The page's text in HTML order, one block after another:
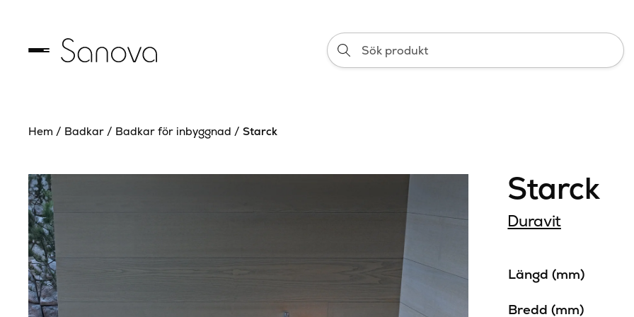
Sök
produkt
Hem / Badkar / Badkar för inbyggnad / Starck
Starck
Duravit
Längd (mm)
Bredd (mm)